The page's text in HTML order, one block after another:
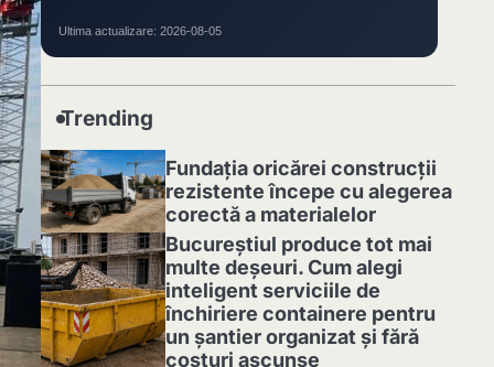
Ultima actualizare: 2026-08-05
Trending
1
Fundația oricărei construcții
rezistente începe cu alegerea
corectă a materialelor
Bucureștiul produce tot mai
multe deșeuri. Cum alegi
inteligent serviciile de
închiriere containere pentru
un șantier organizat și fără
costuri ascunse